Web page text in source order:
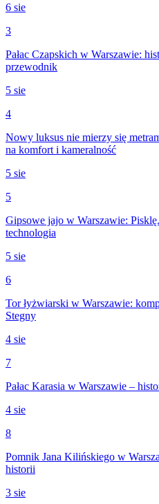
6 sie
3
Pałac Czapskich w Warszawie:
przewodnik
5 sie
4
Nowy luksus nie mierzy się
na komfort i kameralność
5 sie
5
Gipsowe jajo w Warszawie:
technologia
5 sie
6
Tor łyżwiarski w Warszawie:
Stegny
4 sie
7
Pałac Karasia w Warszawie –
4 sie
8
Pomnik Jana Kilińskiego w
historii
3 sie